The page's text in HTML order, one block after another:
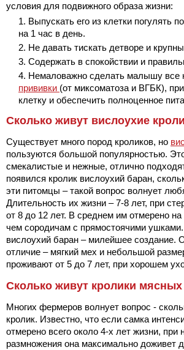
условия для подвижного образа жизни:
Выпускать его из клетки погулять
на 1 час в день.
Не давать тискать детворе и
Содержать в спокойствии и
Немаловажно сделать малышу все
прививки (от миксоматоза и ВГБК),
клетку и обеспечить полноценное
Сколько живут вислоухие
Существует много пород кроликов, но
пользуются большой популярностью.
смекалистые и нежные, отлично
появился кролик вислоухий баран,
эти питомцы – такой вопрос волнует
Длительность их жизни – 7-8 лет, при
от 8 до 12 лет. В среднем им отмерено
чем сородичам с прямостоячими
вислоухий баран – милейшее создание.
отличие – мягкий мех и небольшой
проживают от 5 до 7 лет, при хорошем
Сколько живут кролики
Многих фермеров волнует вопрос -
кролик. Известно, что если самка
отмерено всего около 4-х лет жизни,
размножения она максимально доживет